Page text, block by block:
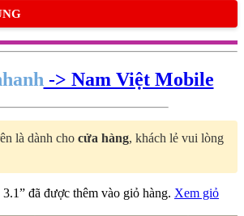
-> Nam Việt Mobile
là dành cho cửa hàng, khách lẻ vui lòng
đã được thêm vào giỏ hàng. Xem giỏ